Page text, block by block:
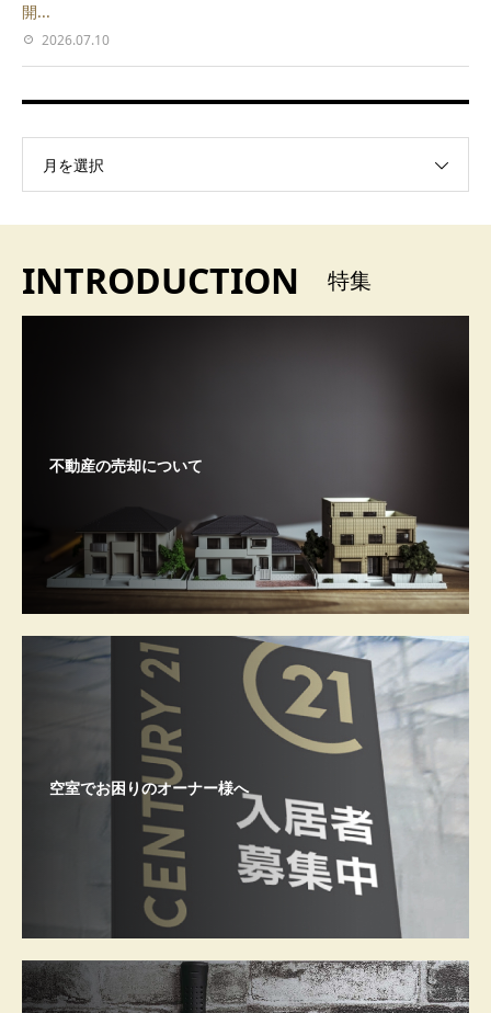
開...
2026.07.10
月を選択
INTRODUCTION 特集
不動産の売却について
空室でお困りのオーナー様へ